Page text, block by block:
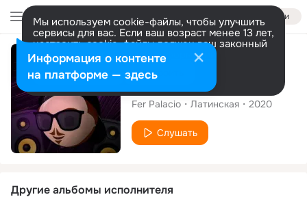
Войти
Мы используем cookie-файлы, чтобы улучшить
сервисы для вас. Если ваш возраст менее 13 лет,
настроить cookie-файлы должен ваш законный
представитель. Больше информации
Разрешить все Настроить
Сингл
Flexinx
Fer Palacio Латинская 2020
Слушать
Другие альбомы исполнителя
Информация о контенте
на платформе — здесь